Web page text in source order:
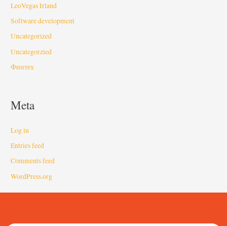
LeoVegas Irland
Software development
Uncategorized
Uncategorzied
Финтех
Meta
Log in
Entries feed
Comments feed
WordPress.org